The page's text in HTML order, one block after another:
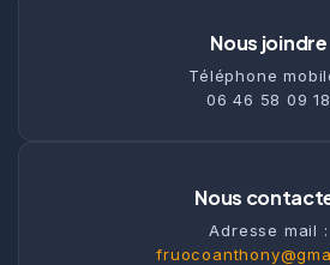
Nous joindre
Téléphone
06 46 58 09 18
Nous
Adresse mail :